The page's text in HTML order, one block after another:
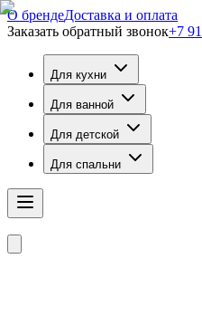
О брендеДоставка и оплата
Заказать обратный звонок+7
Для кухни
Для ванной
Для детской
Для спальни